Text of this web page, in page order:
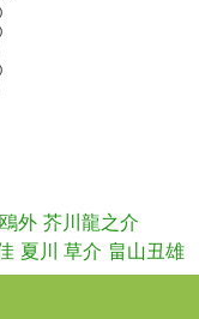
外 芥川龍之介
夏川 草介 畠山丑雄